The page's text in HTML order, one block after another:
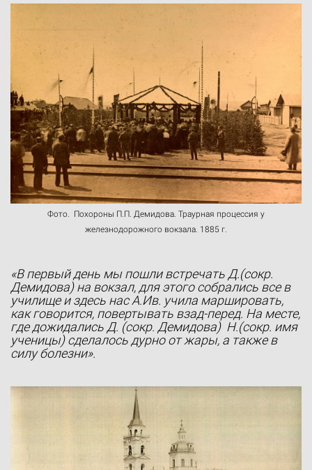
Фото. Похороны П.П. Демидова. Траурная процессия у
железнодорожного вокзала. 1885 г.
«В первый день мы пошли встречать Д.(сокр.
Демидова) на вокзал, для этого собрались все в
училище и здесь нас А.Ив. учила маршировать,
как говорится, повертывать взад-перед. На месте,
где дожидались Д. (сокр. Демидова) Н.(сокр. имя
ученицы) сделалось дурно от жары, а также в
силу болезни».